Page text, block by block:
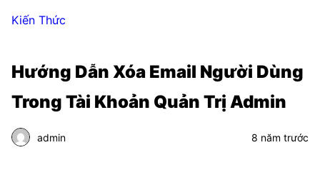
Kiến Thức
Hướng Dẫn Xóa Email Người Dùng
Trong Tài Khoản Quản Trị Admin
admin 8 năm trước